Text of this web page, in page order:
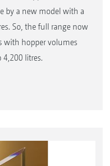
by a new model with a
So, the full range now
with hopper volumes
litres.